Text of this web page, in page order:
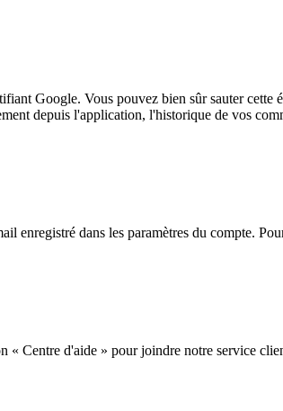
Google. Vous pouvez bien sûr sauter cette
depuis l'application, l'historique de vos
dans les paramètres du compte.
Centre d'aide » pour joindre notre service